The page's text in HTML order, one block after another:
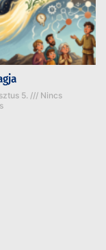
5.
Nincs